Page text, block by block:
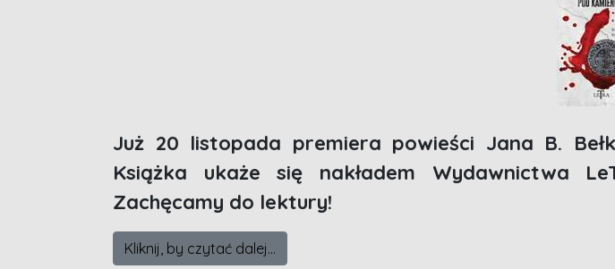
Już 20 listopada premiera powieści Jana B.
Książka ukaże się nakładem Wydawnictwa
Zachęcamy do lektury!
Kliknij, by czytać dalej...